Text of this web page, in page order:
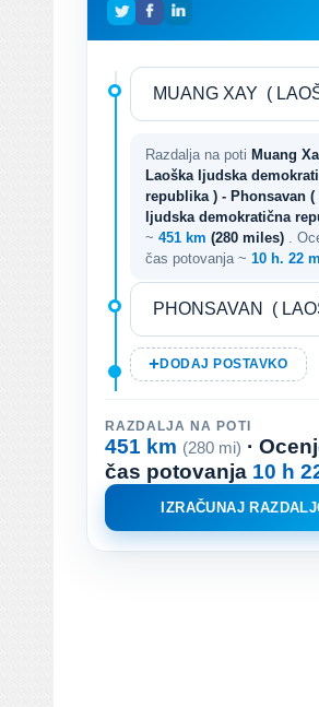
Razdalja na poti Muang
Laoška ​​ljudska
republika ) - Phonsavan (
ljudska demokratična
~ 451 km (280 miles)
.
čas potovanja ~ 10 h. 22
DODAJ POSTAVKO
RAZDALJA NA POTI
451 km (280 mi) ·
čas potovanja 10 h
IZRAČUNAJ